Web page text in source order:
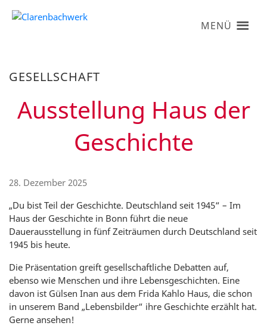
MENÜ
GESELLSCHAFT
Ausstellung Haus der
Geschichte
28. Dezember 2025
„Du bist Teil der Geschichte. Deutschland seit 1945“ – Im
Haus der Geschichte in Bonn führt die neue
Dauerausstellung in fünf Zeiträumen durch Deutschland seit
1945 bis heute.
Die Präsentation greift gesellschaftliche Debatten auf,
ebenso wie Menschen und ihre Lebensgeschichten. Eine
davon ist Gülsen Inan aus dem Frida Kahlo Haus, die schon
in unserem Band „Lebensbilder“ ihre Geschichte erzählt hat.
Gerne ansehen!